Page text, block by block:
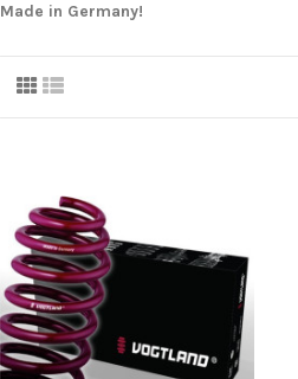
Made in Germany!